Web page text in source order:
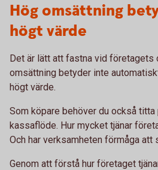
Hög omsättning
högt värde
Det är lätt att fastna vid företagets
omsättning betyder inte
högt värde.
Som köpare behöver du också titta
kassaflöde. Hur mycket tjänar
Och har verksamheten förmåga att
Genom att förstå hur företaget